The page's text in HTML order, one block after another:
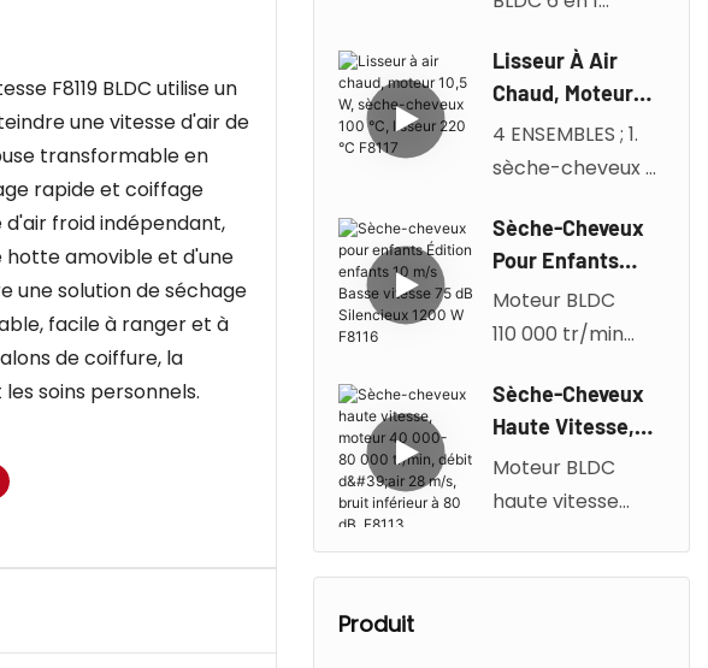
F8119 BLDC utilise un
une vitesse d'air de
transformable en
rapide et coiffage
d'air froid indépendant,
hotte amovible et d'une
une solution de séchage
facile à ranger et à
de coiffure, la
soins personnels.
vitesse 110 000
tr/min Sèche-
cheveux 1200 W /
lisseur 80 W Deux
température,
réglables de 160 à
220 °C Convient à
tous les types de
Lisseur À Air
Chaud, Moteur
10,5 W, Sèche-
Cheveux 100 °C,
F8117
4 ENSEMBLES ; 1.
sèche-cheveux 2.
boucleur 3.
brosse ronde 4.
brosse plate
Sèche-Cheveux
Pour Enfants
Édition Enfants
10 M/s Basse
Silencieux 1200
W F8116
Moteur BLDC
110 000 tr/min
d'air/Haute
concentration
d'ions négatifs
Mode air doux
enfants 1 200
Sèche-Cheveux
Haute Vitesse,
Moteur 40 000-
80 000 Tr/min,
M/s, Bruit
Moteur BLDC
haute vitesse
Produit